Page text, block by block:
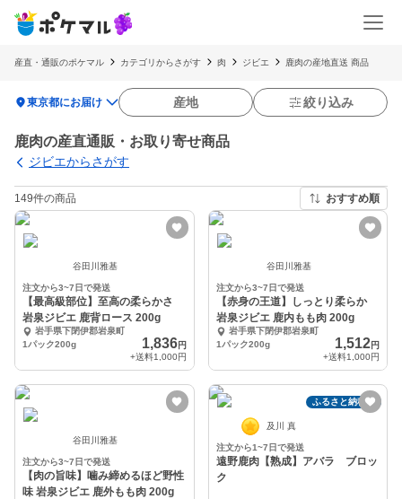
産直・通販のポケマル カテゴリからさがす 肉 ジビエ 鹿肉の産地直送 商品
location_on東京都にお届け 産地 絞り込み
鹿肉の産直通販・お取り寄せ商品
ジビエからさがす
149件の商品 おすすめ順
谷田川雅基
注文から3~7日で発送
【最高級部位】至高の柔らかさ
岩泉ジビエ 鹿背ロース 200g
岩手県下閉伊郡岩泉町
1パック200g
1,836円
+送料1,000円
谷田川雅基
注文から3~7日で発送
【赤身の王道】しっとり柔らか
岩泉ジビエ 鹿内もも肉 200g
岩手県下閉伊郡岩泉町
1パック200g
1,512円
+送料1,000円
谷田川雅基
注文から3~7日で発送
【肉の旨味】噛み締めるほど野性
味 岩泉ジビエ 鹿外もも肉 200g
ふるさと納税可
及川 真
注文から1~7日で発送
遠野鹿肉【熟成】アバラ ブロッ
ク